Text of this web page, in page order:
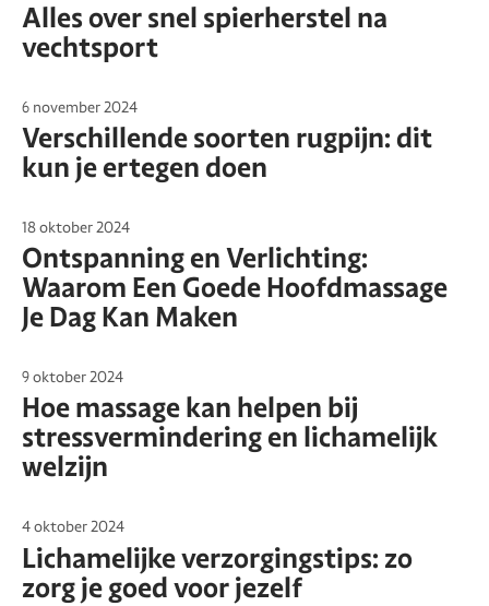
Alles over snel spierherstel na
vechtsport
6 november 2024
Verschillende soorten rugpijn: dit
kun je ertegen doen
18 oktober 2024
Ontspanning en Verlichting:
Waarom Een Goede Hoofdmassage
Je Dag Kan Maken
9 oktober 2024
Hoe massage kan helpen bij
stressvermindering en lichamelijk
welzijn
4 oktober 2024
Lichamelijke verzorgingstips: zo
zorg je goed voor jezelf